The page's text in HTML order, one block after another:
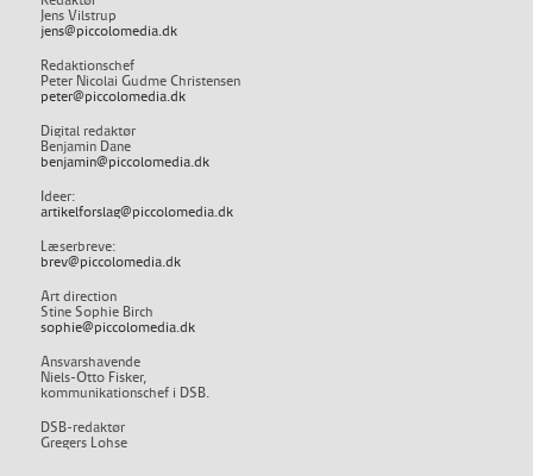
Jens Vilstrup
jens@piccolomedia.dk
Redaktionschef
Peter Nicolai Gudme Christensen
peter@piccolomedia.dk
Digital redaktør
Benjamin Dane
benjamin@piccolomedia.dk
Ideer:
artikelforslag@piccolomedia.dk
Læserbreve:
brev@piccolomedia.dk
Art direction
Stine Sophie Birch
sophie@piccolomedia.dk
Ansvarshavende
Niels-Otto Fisker,
kommunikationschef i DSB.
DSB-redaktør
Gregers Lohse